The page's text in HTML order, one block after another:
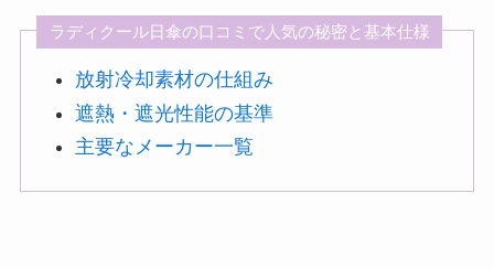
ラディクール日傘の口コミで人気の秘密と基本仕様
放射冷却素材の仕組み
遮熱・遮光性能の基準
主要なメーカー一覧